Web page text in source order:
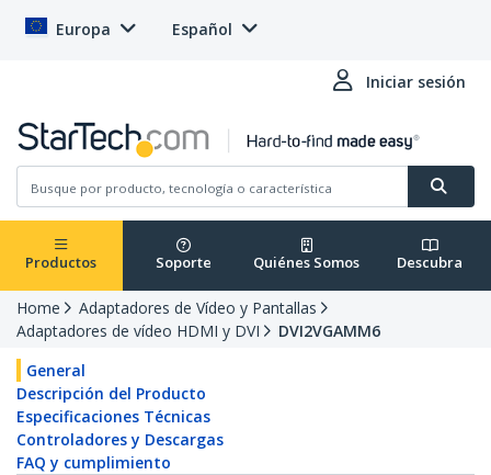
Europa Español
Iniciar sesión
Productos Soporte Quiénes Somos Descubra
Home
Adaptadores de Vídeo y Pantallas
Adaptadores de vídeo HDMI y DVI
DVI2VGAMM6
General
Descripción del Producto
Especificaciones Técnicas
Controladores y Descargas
FAQ y cumplimiento